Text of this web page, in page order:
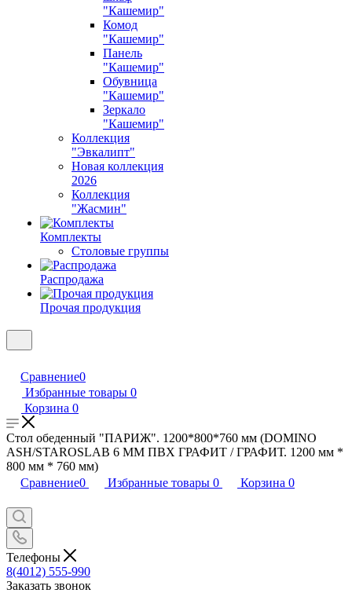
"Кашемир"
Комод
"Кашемир"
Панель
"Кашемир"
Обувница
"Кашемир"
Зеркало
"Кашемир"
Коллекция
"Эвкалипт"
Новая коллекция
2026
Коллекция
"Жасмин"
Комплекты
Столовые группы
Распродажа
Прочая продукция
Сравнение0
Избранные товары 0
Корзина 0
Стол обеденный "ПАРИЖ". 1200*800*760 мм (DOMINO
ASH/STAROSLAB 6 ММ ПВХ ГРАФИТ / ГРАФИТ. 1200 мм *
800 мм * 760 мм)
Сравнение0 Избранные товары 0 Корзина 0
Телефоны
8(4012) 555-990
Заказать звонок